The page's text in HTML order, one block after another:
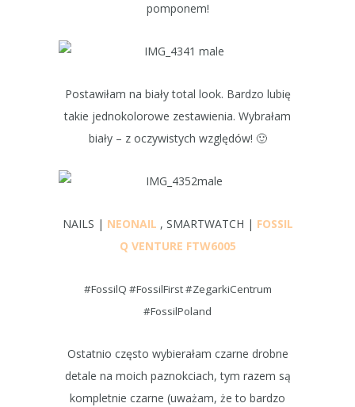
pomponem!
Postawiłam na biały total look. Bardzo lubię
takie jednokolorowe zestawienia. Wybrałam
biały – z oczywistych względów! 🙂
NAILS | NEONAIL , SMARTWATCH | FOSSIL
Q VENTURE FTW6005
#FossilQ #FossilFirst #ZegarkiCentrum
#FossilPoland
Ostatnio często wybierałam czarne drobne
detale na moich paznokciach, tym razem są
kompletnie czarne (uważam, że to bardzo